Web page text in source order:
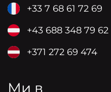
+33 7 68 61 72 69
+43 688 348 79 62
+371 272 69 474
Ми в